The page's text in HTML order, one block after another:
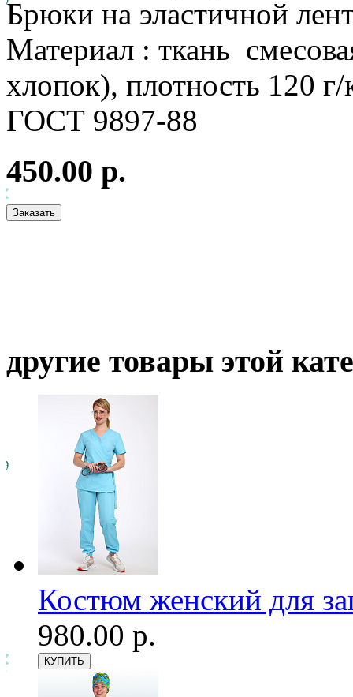
Брюки на эластичной
Материал : ткань
хлопок), плотность 120
ГОСТ 9897-88
450.00 р.
другие товары этой
Костюм женский для
980.00 р.